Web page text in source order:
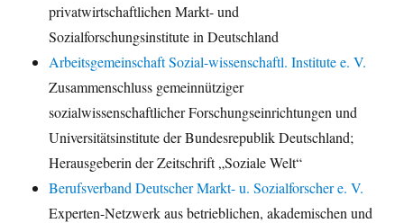
privatwirtschaftlichen Markt- und
Sozialforschungsinstitute in Deutschland
Arbeitsgemeinschaft Sozial-wissenschaftl. Institute e. V.
Zusammenschluss gemeinnütziger
sozialwissenschaftlicher Forschungseinrichtungen und
Universitätsinstitute der Bundesrepublik Deutschland;
Herausgeberin der Zeitschrift „Soziale Welt“
Berufsverband Deutscher Markt- u. Sozialforscher e. V.
Experten-Netzwerk aus betrieblichen, akademischen und